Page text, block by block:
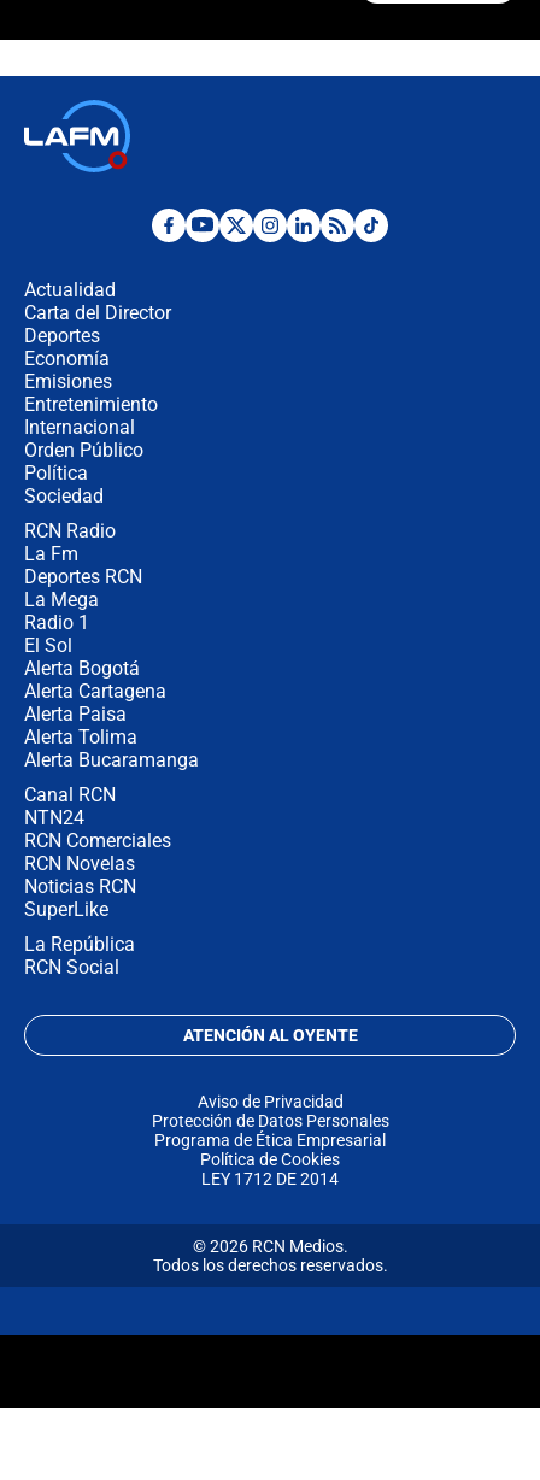
Álvaro Uribe asistirá a la posesión y
Actualidad
Carta del Director
Deportes
Economía
Emisiones
Entretenimiento
Internacional
Orden Público
Política
Sociedad
RCN Radio
La Fm
Deportes RCN
La Mega
Radio 1
El Sol
Alerta Bogotá
Alerta Cartagena
Alerta Paisa
Alerta Tolima
Alerta Bucaramanga
Canal RCN
NTN24
RCN Comerciales
RCN Novelas
Noticias RCN
SuperLike
La República
RCN Social
ATENCIÓN AL OYENTE
Aviso de Privacidad
Protección de Datos Personales
Programa de Ética Empresarial
Política de Cookies
LEY 1712 DE 2014
© 2026 RCN Medios.
Todos los derechos reservados.